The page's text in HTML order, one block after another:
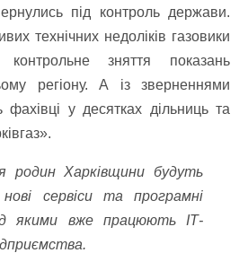
під контроль держави.
технічних недоліків газовики
контрольне зняття показань
регіону. А із зверненнями
у десятках дільниць та
родин Харківщини будуть
нові сервіси та програмні
якими вже працюють ІТ-